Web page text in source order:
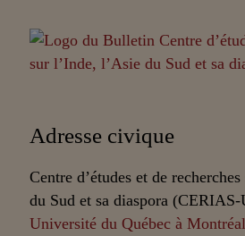
Adresse civique
Centre d’études et de
du Sud et sa diaspora
Université du Québec à Montréal